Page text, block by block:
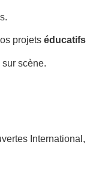
projets éducatifs
sur scène.
International,